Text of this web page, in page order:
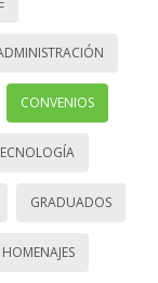
CONVENIOS
GRADUADOS
HOMENAJES